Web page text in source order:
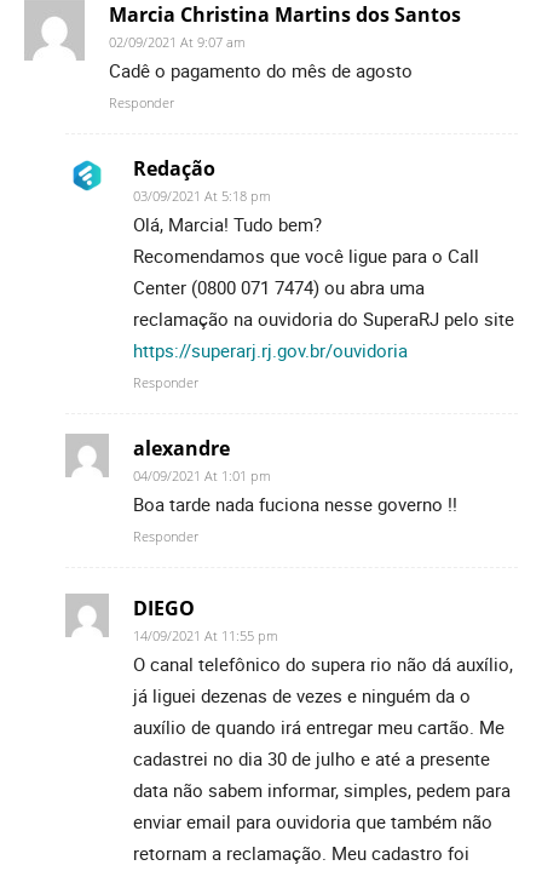
Marcia Christina Martins dos Santos
02/09/2021 At 9:07 am
Cadê o pagamento do mês de agosto
Responder
Redação
03/09/2021 At 5:18 pm
Olá, Marcia! Tudo bem?
Recomendamos que você ligue para o Call
Center (0800 071 7474) ou abra uma
reclamação na ouvidoria do SuperaRJ pelo site
https://superarj.rj.gov.br/ouvidoria
Responder
alexandre
04/09/2021 At 1:01 pm
Boa tarde nada fuciona nesse governo !!
Responder
DIEGO
14/09/2021 At 11:55 pm
O canal telefônico do supera rio não dá auxílio,
já liguei dezenas de vezes e ninguém da o
auxílio de quando irá entregar meu cartão. Me
cadastrei no dia 30 de julho e até a presente
data não sabem informar, simples, pedem para
enviar email para ouvidoria que também não
retornam a reclamação. Meu cadastro foi